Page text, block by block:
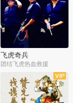
飞虎奇兵
团结飞虎热血救援